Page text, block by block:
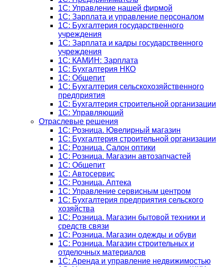
1C: Управление нашей фирмой
1C: Зарплата и управление персоналом
1C: Бухгалтерия государственного
учреждения
1C: Зарплата и кадры государственного
учреждения
1C: КАМИН: Зарплата
1C: Бухгалтерия НКО
1С: Общепит
1С: Бухгалтерия сельскохозяйст­венного
предприятия
1С: Бухгалтерия строительной организации
1С: Управляющий
Отраслевые решения
1С: Розница. Ювелирный магазин
1С: Бухгалтерия строительной организации
1С: Розница. Салон оптики
1С: Розница. Магазин автозапчастей
1C: Общепит
1С: Автосервис
1С: Розница. Аптека
1С: Управление сервисным центром
1С: Бухгалтерия предприятия сельского
хозяйства
1С: Розница. Магазин бытовой техники и
средств связи
1С: Розница. Магазин одежды и обуви
1С: Розница. Магазин строительных и
отделочных материалов
1С: Аренда и управление недвижимостью